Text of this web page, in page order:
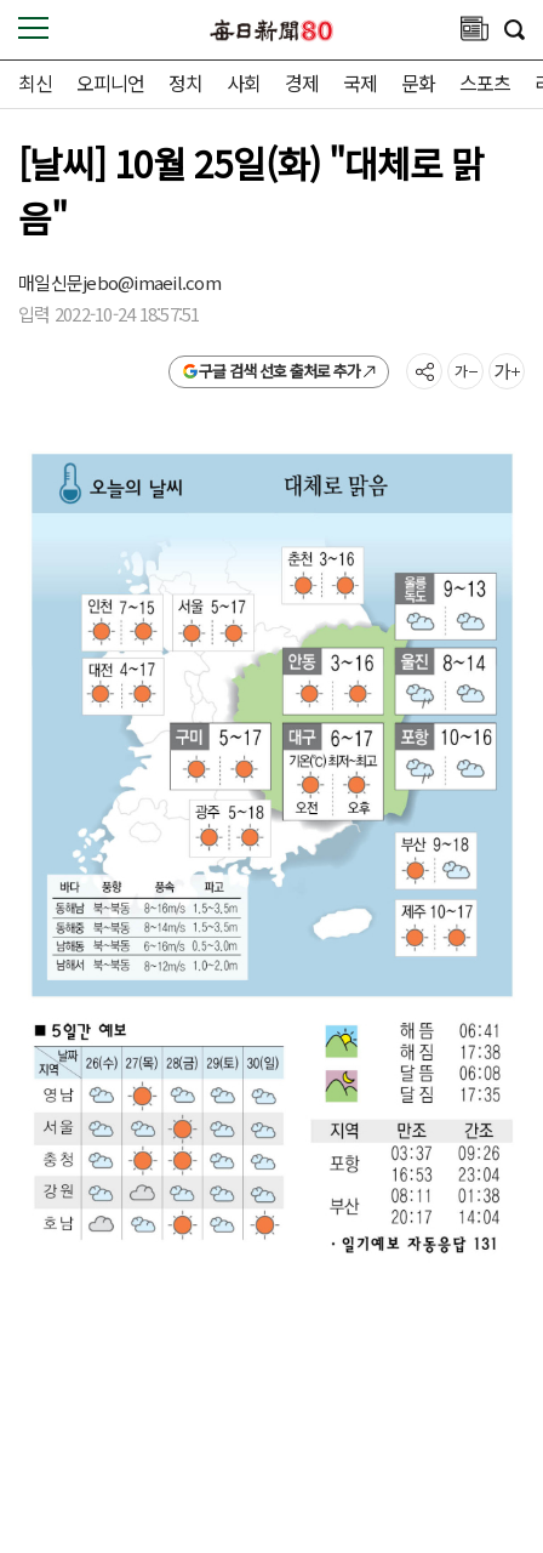
최신 오피니언 정치 사회 경제 국제 문화 스포츠
[날씨] 10월 25일(화) "대체로 맑
음"
매일신문jebo@imaeil.com
입력 2022-10-24 18:57:51
구글 검색 선호 출처로 추가